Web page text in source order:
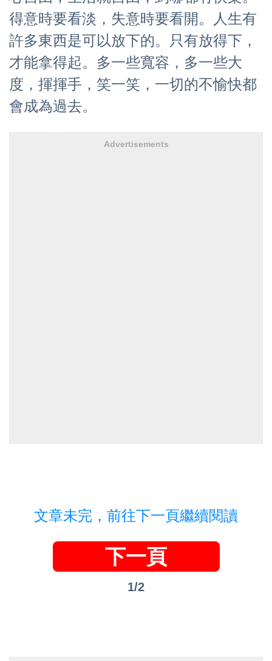
得意時要看淡，失意時要看開。人生有
許多東西是可以放下的。只有放得下，
才能拿得起。多一些寬容，多一些大
度，揮揮手，笑一笑，一切的不愉快都
會成為過去。
Advertisements
文章未完，前往下一頁繼續閱讀
下一頁
1/2